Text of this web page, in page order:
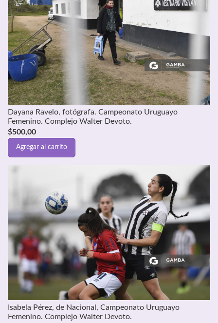
Dayana Ravelo, fotógrafa. Campeonato Uruguayo
Femenino. Complejo Walter Devoto.
$500,00
Agregar al carrito
Isabela Pérez, de Nacional, Campeonato Uruguayo
Femenino. Complejo Walter Devoto.